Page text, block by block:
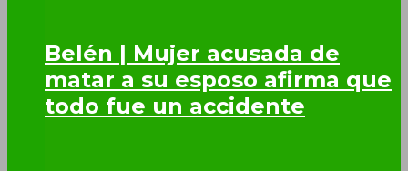
Belén | Mujer acusada de
matar a su esposo afirma que
todo fue un accidente